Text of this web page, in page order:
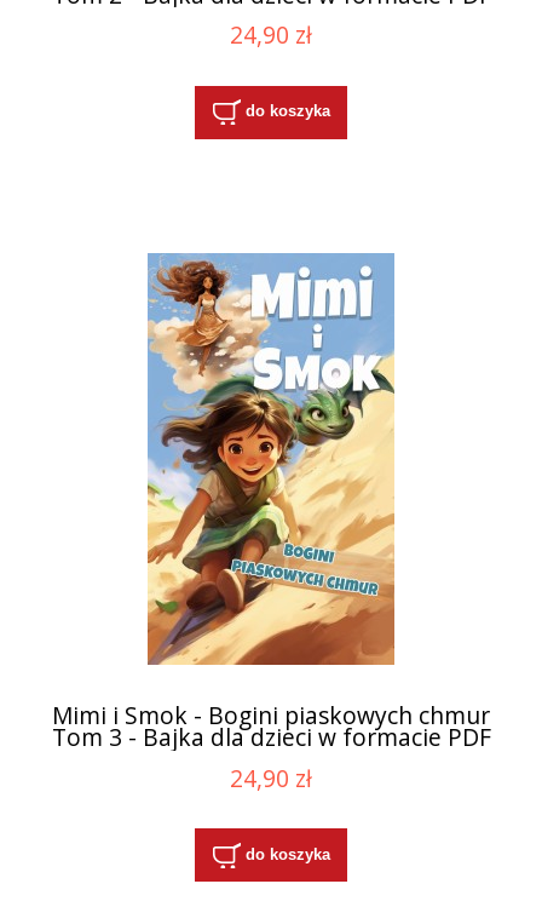
24,90 zł
do koszyka
Mimi i Smok - Bogini piaskowych chmur
Tom 3 - Bajka dla dzieci w formacie PDF
24,90 zł
do koszyka